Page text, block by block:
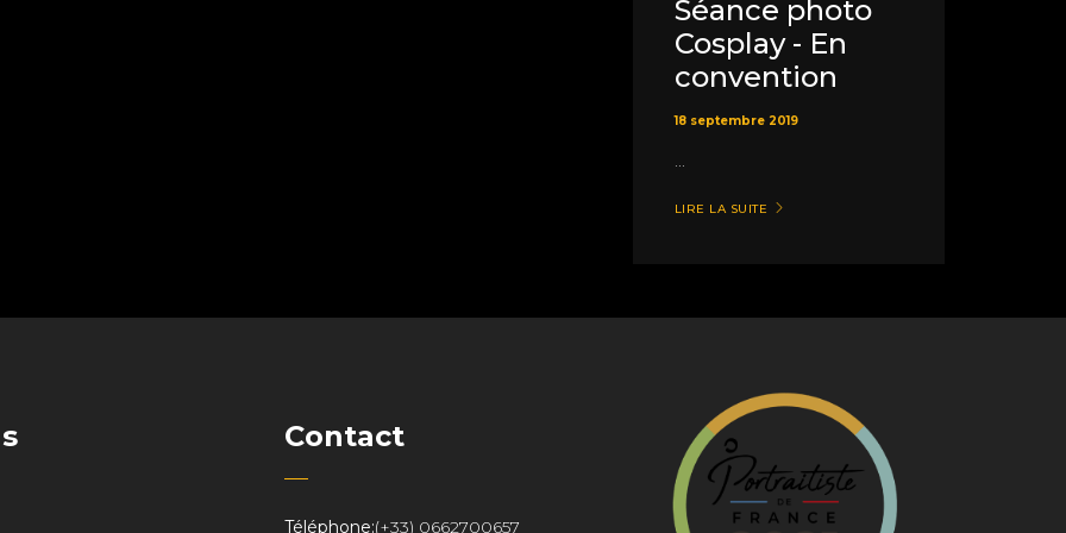
Séance photo
Cosplay - En
convention
18 septembre 2019
...
LIRE LA SUITE
Contact
Téléphone:(+33) 0662700657